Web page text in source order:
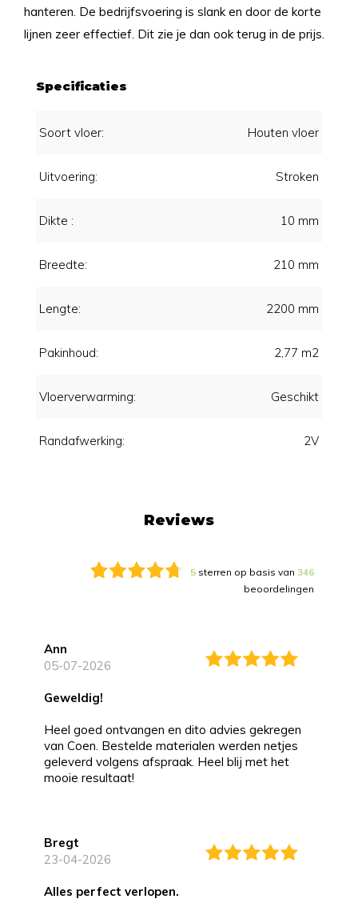
hanteren. De bedrijfsvoering is slank en door de korte
lijnen zeer effectief. Dit zie je dan ook terug in de prijs.
Specificaties
Soort vloer: Houten vloer
Uitvoering: Stroken
Dikte : 10 mm
Breedte: 210 mm
Lengte: 2200 mm
Pakinhoud: 2,77 m2
Vloerverwarming: Geschikt
Randafwerking: 2V
Reviews
5 sterren op basis van 346
beoordelingen
Ann
05-07-2026
Geweldig!
Heel goed ontvangen en dito advies gekregen
van Coen. Bestelde materialen werden netjes
geleverd volgens afspraak. Heel blij met het
mooie resultaat!
Bregt
23-04-2026
alles perfect verlopen.